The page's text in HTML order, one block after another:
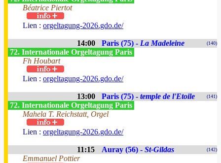
Béatrice Piertot
Lien : orgeltagung-2026.gdo.de/
14:00 Paris (75) - La Madeleine (140)
72. Internationale Orgeltagung Paris
Fh Houbart
Lien : orgeltagung-2026.gdo.de/
13:00 Paris (75) - temple de l'Etoile (141)
72. Internationale Orgeltagung Paris
Mahela T. Reichstatt, Orgel
Lien : orgeltagung-2026.gdo.de/
11:15 Auray (56) - St-Gildas (142)
Emmanuel Pottier